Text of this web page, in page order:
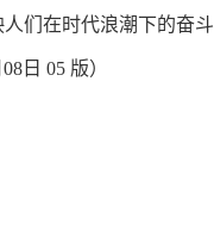
们在时代浪潮下的奋
日 05 版）对话高颖：用数